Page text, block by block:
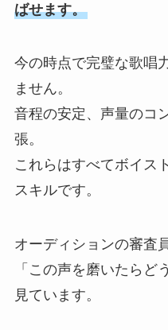
ばせます。
今の時点で完璧な歌唱
ません。
音程の安定、声量のコ
張。
これらはすべてボイス
スキルです。
オーディションの審査
「この声を磨いたらど
見ています。